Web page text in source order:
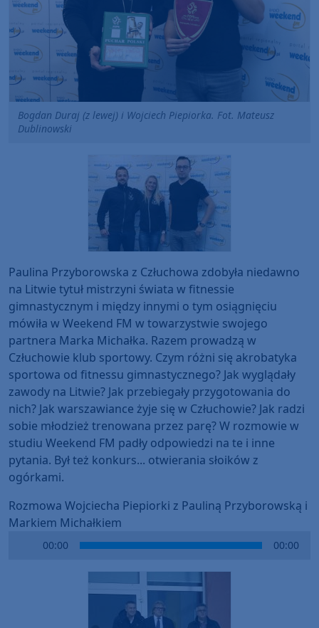
Bogdan Duraj (z lewej) i Wojciech Piepiorka. Fot. Mateusz
Dublinowski
Paulina Przyborowska z Człuchowa zdobyła niedawno
na Litwie tytuł mistrzyni świata w fitnessie
gimnastycznym i między innymi o tym osiągnięciu
mówiła w Weekend FM w towarzystwie swojego
partnera Marka Michałka. Razem prowadzą w
Człuchowie klub sportowy. Czym różni się akrobatyka
sportowa od fitnessu gimnastycznego? Jak wyglądały
zawody na Litwie? Jak przebiegały przygotowania do
nich? Jak warszawiance żyje się w Człuchowie? Jak radzi
sobie młodzież trenowana przez parę? W rozmowie w
studiu Weekend FM padły odpowiedzi na te i inne
pytania. Był też konkurs... otwierania słoików z
ogórkami.
Rozmowa Wojciecha Piepiorki z Pauliną Przyborowską i
Markiem Michałkiem
00:00 00:00